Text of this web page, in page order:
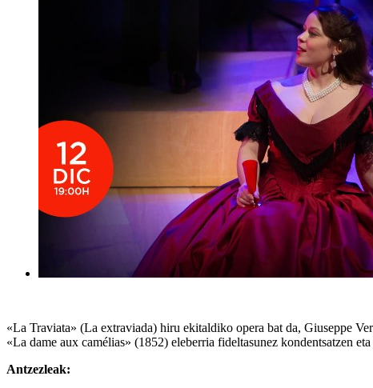
«La Traviata» (La extraviada) hiru ekitaldiko opera bat da, Giuseppe
«La dame aux camélias» (1852) eleberria fideltasunez kondentsatzen
Antzezleak: